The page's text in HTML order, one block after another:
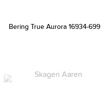
Bering True Aurora 16934-699